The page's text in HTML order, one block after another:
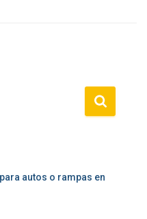
autos o rampas en